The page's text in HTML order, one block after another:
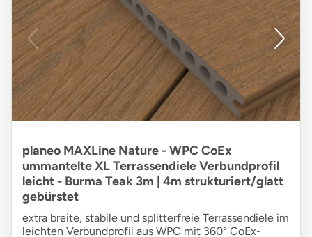
planeo MAXLine Nature - WPC CoEx
ummantelte XL Terrassendiele Verbundprofil
leicht - Burma Teak 3m | 4m strukturiert/glatt
gebürstet
extra breite, stabile und splitterfreie Terrassendiele im
leichten Verbundprofil aus WPC mit 360° CoEx-